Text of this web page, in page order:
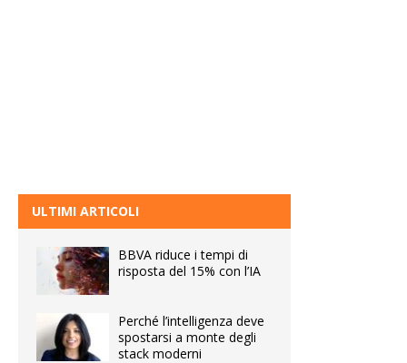
ULTIMI ARTICOLI
BBVA riduce i tempi di
risposta del 15% con l’IA
Perché l’intelligenza deve
spostarsi a monte degli
stack moderni